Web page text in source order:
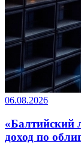
06.08.2026
«Балтийский
доход по